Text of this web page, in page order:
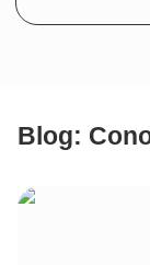
Blog: